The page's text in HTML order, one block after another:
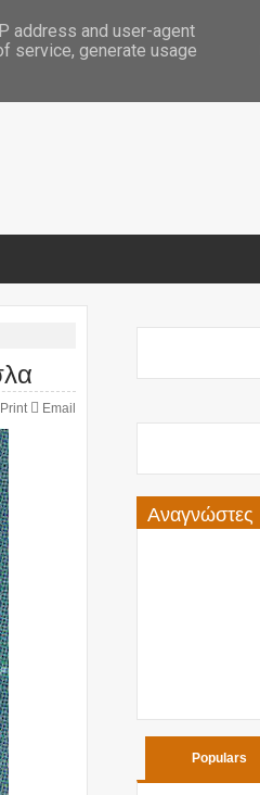
Print Email
Αναγνώστες
Populars
address and user-agent
service, generate usage